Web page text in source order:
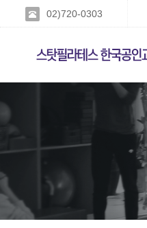
02)720-0303